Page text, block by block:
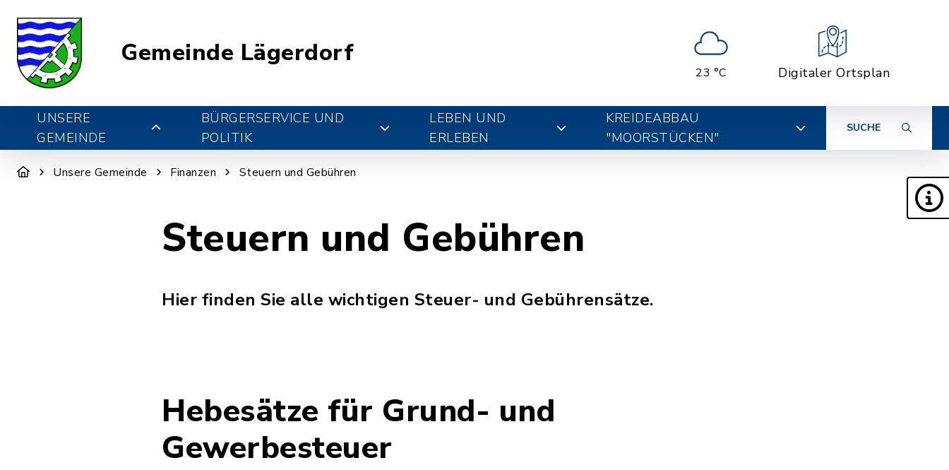
Gemeinde Lägerdorf
23 °C Digitaler Ortsplan
UNSERE
GEMEINDE
BÜRGERSERVICE UND
POLITIK
LEBEN UND
ERLEBEN
KREIDEABBAU
"MOORSTÜCKEN"
SUCHE
Unsere Gemeinde Finanzen Steuern und Gebühren
Steuern und Gebühren
Hier finden Sie alle wichtigen Steuer- und Gebührensätze.
Hebesätze für Grund- und
Gewerbesteuer